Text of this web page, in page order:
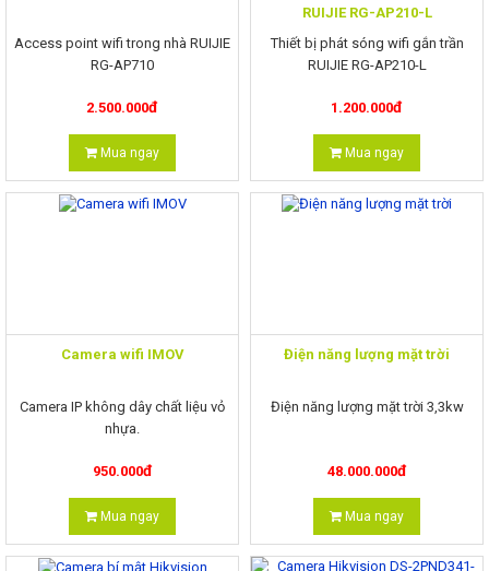
Access point wifi trong nhà RUIJIE
RG-AP710
- Tốc độ lên đến 1167Mbps.
- Hỗ trợ 2 băng tần:
2.500.000đ
Mua ngay
RUIJIE RG-AP210-L
Thiết bị phát sóng wifi gắn trần
RUIJIE RG-AP210-L
to 2.483GHz chuẩn 802.11 b/n/g.
1.200.000đ
Mua ngay
Camera wifi IMOV
Camera IP không dây chất liệu vỏ
nhựa.
Thẻ nhớ 32GB( đã bao gồm)
950.000đ
Mua ngay
Điện năng lượng mặt trời
Điện năng lượng mặt trời 3,3kw
48.000.000đ
Mua ngay